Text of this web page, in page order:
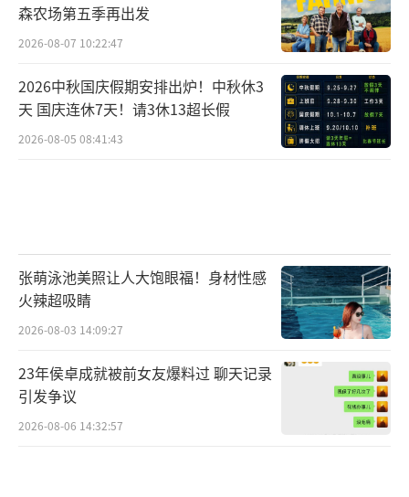
森农场第五季再出发
2026-08-07 10:22:47
2026中秋国庆假期安排出炉！中秋休3
天 国庆连休7天！请3休13超长假
2026-08-05 08:41:43
张萌泳池美照让人大饱眼福！身材性感
火辣超吸睛
2026-08-03 14:09:27
23年侯卓成就被前女友爆料过 聊天记录
引发争议
2026-08-06 14:32:57